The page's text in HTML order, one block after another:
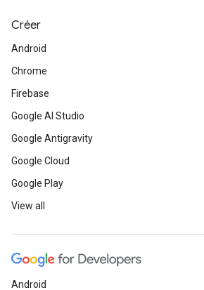
Créer
Android
Chrome
Firebase
Google AI Studio
Google Antigravity
Google Cloud
Google Play
View all
Android